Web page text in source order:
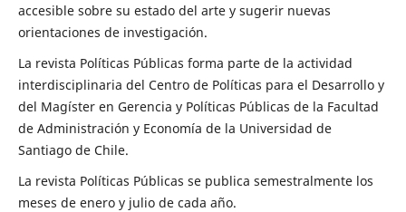
accesible sobre su estado del arte y sugerir nuevas
orientaciones de investigación.
La revista Políticas Públicas forma parte de la actividad
interdisciplinaria del Centro de Políticas para el Desarrollo y
del Magíster en Gerencia y Políticas Públicas de la Facultad
de Administración y Economía de la Universidad de
Santiago de Chile.
La revista Políticas Públicas se publica semestralmente los
meses de enero y julio de cada año.